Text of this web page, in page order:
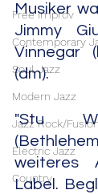
Free Improv
Contemporary
Soul Jazz
Modern Jazz
Jazz Rock/
Electric Jazz
Country
Musiker
Jimmy
Vinnegar
(dm).
"Stu
weiteres
Label.